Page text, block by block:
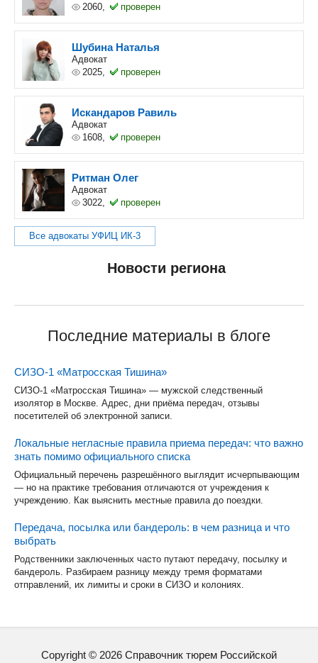
2060,
проверен
Шубина Наталья
Адвокат
2025,
проверен
Искандаров Равиль
Адвокат
1608,
проверен
Ритман Олег
Адвокат
3022,
проверен
Все адвокаты УФИЦ ИК-3
Новости региона
Последние материалы в блоге
СИЗО-1 «Матросская Тишина»
СИЗО-1 «Матросская Тишина» — мужской следственный
изолятор в Москве. Адрес, дни приёма передач, отзывы
посетителей об электронной записи.
Локальные негласные правила приема передач: что важно
знать помимо официального списка
Официальный перечень разрешённого выглядит исчерпывающим
— но на практике требования отличаются от учреждения к
учреждению. Как выяснить местные правила до поездки.
Передача, посылка или бандероль: в чем разница и что
выбрать
Родственники заключенных часто путают передачу, посылку и
бандероль. Разбираем разницу между тремя форматами
отправлений, их лимиты и сроки в СИЗО и колониях.
Copyright © 2026 Справочник тюрем Российской